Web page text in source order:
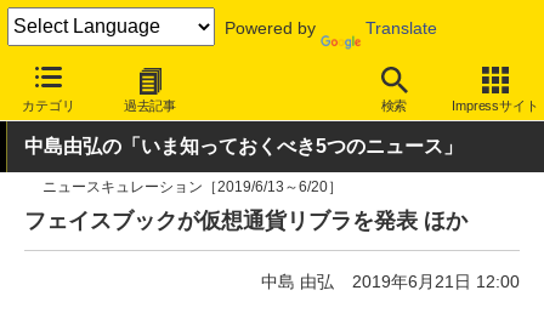
Powered by Translate
カテゴリ 過去記事 検索 Impressサイト
INTERNET Watch トピック その他
中島由弘の「いま知っておくべき5つのニュース」
ニュースキュレーション［2019/6/13～6/20］
フェイスブックが仮想通貨リブラを発表 ほか
中島 由弘 2019年6月21日 12:00